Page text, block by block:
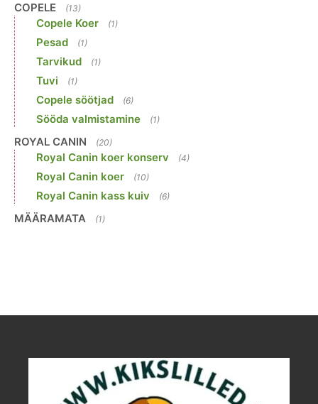
COPELE (13)
Copele Koer (1)
Pesad (1)
Tarvikud (1)
Tuvi (1)
Copele söötjad (6)
Sööda valmistamine (1)
ROYAL CANIN (20)
Royal Canin koer konserv (4)
Royal Canin koer (10)
Royal Canin kass kuiv (6)
MÄÄRAMATA (1)